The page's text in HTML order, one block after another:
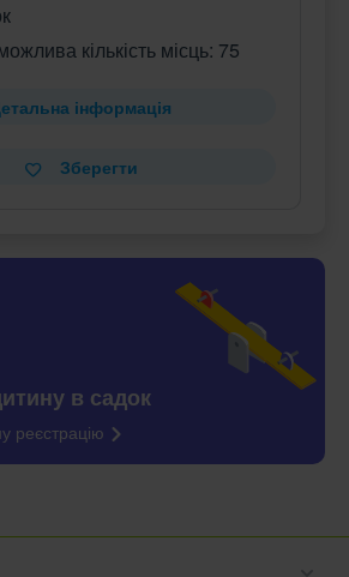
кількість місць: 75
інформація
Зберегти
в садок
реєстрацію